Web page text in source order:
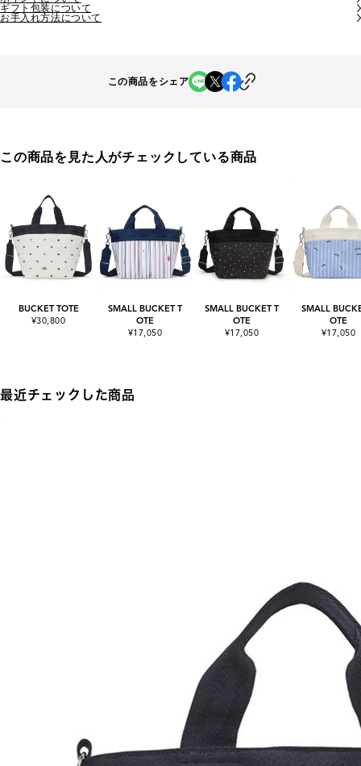
ギフト包装について
お手入れ方法について
この商品をシェア
この商品を見た人がチェックしている商品
BUCKET TOTE
¥30,800
SMALL BUCKET T
OTE
¥17,050
SMALL BUCKET T
OTE
¥17,050
SMALL
OTE
¥17,050
最近チェックした商品